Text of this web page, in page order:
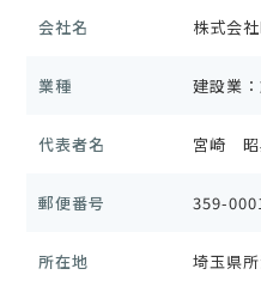
会社名 株式会
業種 建設業
代表者名 宮崎 昭
郵便番号 359-
所在地 埼玉県